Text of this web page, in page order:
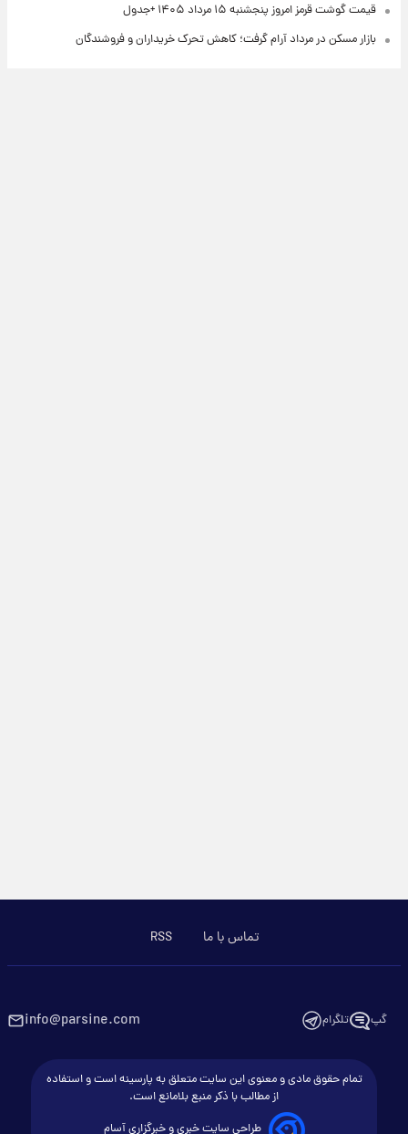
قیمت گوشت قرمز امروز پنجشنبه ۱۵ مرداد ۱۴۰۵ +جدول
بازار مسکن در مرداد آرام گرفت؛ کاهش تحرک خریداران و فروشندگان
تماس با ما RSS
گپ تلگرام info@parsine.com
تمام حقوق مادی و معنوی این سایت متعلق به پارسینه است و استفاده
از مطالب با ذکر منبع بلامانع است.
طراحی سایت خبری و خبرگزاری آسام